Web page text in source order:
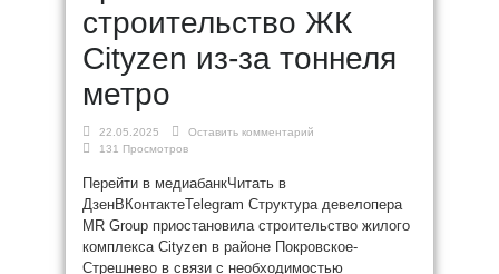
строительство ЖК
Cityzen из-за тоннеля
метро
22.05.2025
Оставить комментарий
131 Просмотров
Перейти в медиабанкЧитать в
ДзенВКонтактеTelegram Структура девелопера
MR Group приостановила строительство жилого
комплекса Cityzen в районе Покровское-
Стрешнево в связи с необходимостью